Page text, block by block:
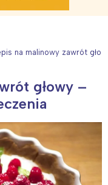
na malinowy zawrót
głowy –